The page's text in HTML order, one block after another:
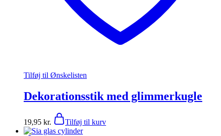
Tilføj til Ønskelisten
Dekorationsstik med glimmerkugle
19,95 kr. Tilføj til kurv